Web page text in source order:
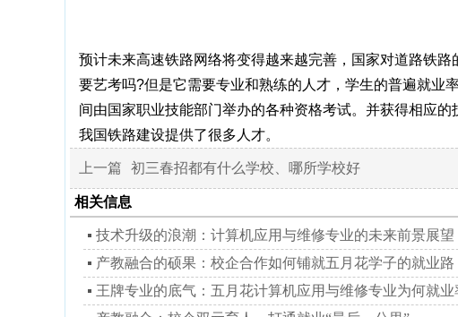
预计未来高速铁路网络将变得越来越完善，国家对道路铁
要艺考吗?但是它需要专业和熟练的人才，学生的普遍就业
间由国家职业技能部门举办的各种资格考试。并获得相应
我国铁路建设提供了很多人才。
上一篇 初三春招都有什么学校、哪所学校好
相关信息
技术升级的浪潮：计算机应用与维修专业的未来前景展望
产教融合的硕果：校企合作如何铺就五月花学子的就业路
王牌专业的底气：五月花计算机应用与维修专业为何就业